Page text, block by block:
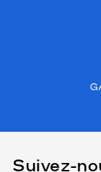
Suivez-